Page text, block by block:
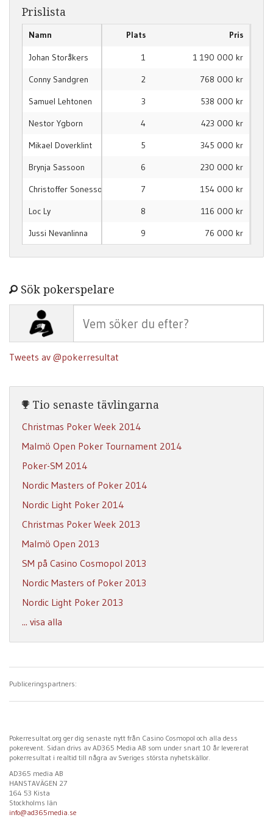
Prislista
Plats Pris
1
1 190 000 kr
2
768 000 kr
3
538 000 kr
4
423 000 kr
5
345 000 kr
6
230 000 kr
7
154 000 kr
8
116 000 kr
9
76 000 kr
Namn
Johan Storåkers
Conny Sandgren
Samuel Lehtonen
Nestor Ygborn
Mikael Doverklint
Brynja Sassoon
Christoffer Sonesson
Loc Ly
Jussi Nevanlinna
Sök pokerspelare
Tweets av @pokerresultat
Tio senaste tävlingarna
Christmas Poker Week 2014
Malmö Open Poker Tournament 2014
Poker-SM 2014
Nordic Masters of Poker 2014
Nordic Light Poker 2014
Christmas Poker Week 2013
Malmö Open 2013
SM på Casino Cosmopol 2013
Nordic Masters of Poker 2013
Nordic Light Poker 2013
... visa alla
Publiceringspartners:
Pokerresultat.org ger dig senaste nytt från Casino Cosmopol och alla dess
pokerevent. Sidan drivs av AD365 Media AB som under snart 10 år levererat
pokerresultat i realtid till några av Sveriges största nyhetskällor.
AD365 media AB
HANSTAVÄGEN 27
164 53 Kista
Stockholms län
info@ad365media.se